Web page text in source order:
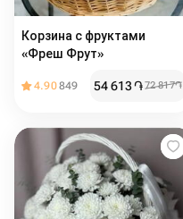
Корзина с фруктами
«Фреш Фрут»
4.90849 54 613֏72 817֏